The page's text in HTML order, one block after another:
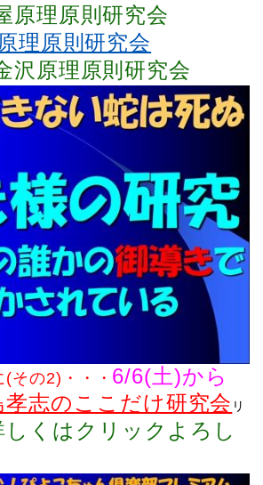
原理原則研究会
理原則研究会
沢原理原則研究会
(その2) ・・・ 6/6(土)から
孝志のここだけ研究会 リ
しくはクリックよろし